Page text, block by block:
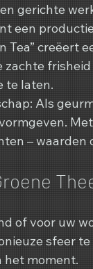
gerichte
een
Tea” creëert
te laten.
Als
–
of voor uw
sfeer
het moment.